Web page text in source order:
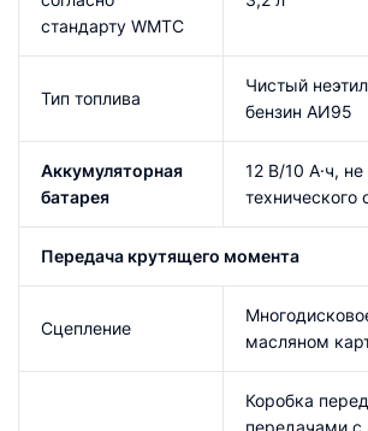
стандарту WMTC
Тип топлива
Чистый
бензин АИ95
Аккумуляторная
батарея
12 В/10 А·ч, не
технического
Передача крутящего момента
Сцепление
масляном
Коробка